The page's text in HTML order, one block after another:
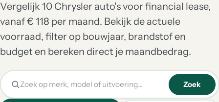
Vergelijk 10 Chrysler auto's voor financial lease,
vanaf € 118 per maand. Bekijk de actuele
voorraad, filter op bouwjaar, brandstof en
budget en bereken direct je maandbedrag.
Zoek